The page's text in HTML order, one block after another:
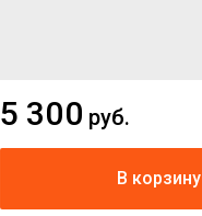
5 300 руб.
В корзину